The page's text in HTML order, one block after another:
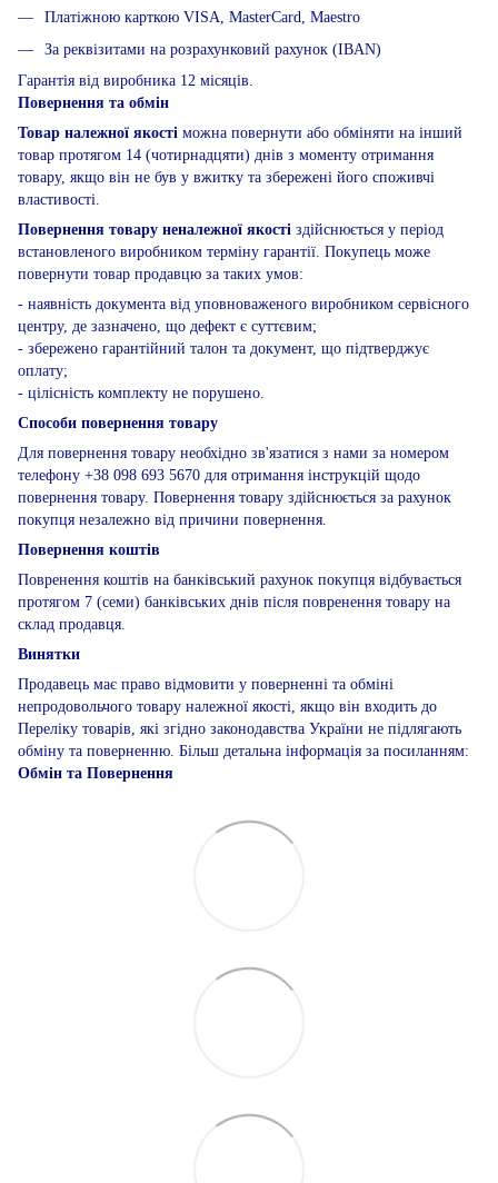
Платіжною карткою VISA, MasterCard, Maestro
За реквізитами на розрахунковий рахунок (IBAN)
Гарантія від виробника 12 місяців.
Повернення та обмін
Товар належної якості можна повернути або обміняти на інший
товар протягом 14 (чотирнадцяти) днів з моменту отримання
товару, якщо він не був у вжитку та збережені його споживчі
властивості.
Повернення товару неналежної якості здійснюється у період
встановленого виробником терміну гарантії. Покупець може
повернути товар продавцю за таких умов:
- наявність документа від уповноваженого виробником сервісного
центру, де зазначено, що дефект є суттєвим;
- збережено гарантійний талон та документ, що підтверджує
оплату;
- цілісність комплекту не порушено.
Способи повернення товару
Для повернення товару необхідно зв'язатися з нами за номером
телефону +38 098 693 5670 для отримання інструкцій щодо
повернення товару. Повернення товару здійснюється за рахунок
покупця незалежно від причини повернення.
Повернення коштів
Повренення коштів на банківський рахунок покупця відбувається
протягом 7 (семи) банківських днів після повренення товару на
склад продавця.
Винятки
Продавець має право відмовити у поверненні та обміні
непродовольчого товару належної якості, якщо він входить до
Переліку товарів, які згідно законодавства України не підлягають
обміну та поверненню. Більш детальна інформація за посиланням:
Обмін та Повернення